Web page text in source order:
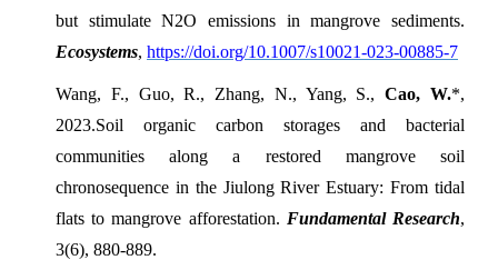
but stimulate N2O emissions in mangrove sediments.
Ecosystems, https://doi.org/10.1007/s10021-023-00885-7
Wang, F., Guo, R., Zhang, N., Yang, S.,Cao, W.*,
2023.Soil organic carbon storages and bacterial
communities along a restored mangrove soil
chronosequence in the Jiulong River Estuary: From tidal
flats to mangrove afforestation. Fundamental Research,
3(6), 880-889.